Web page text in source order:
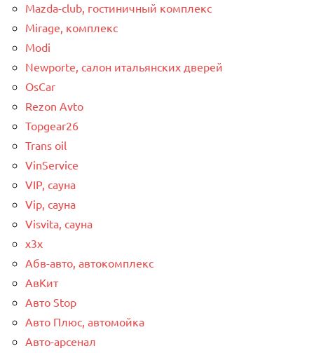
Mazda-club, гостиничный комплекс
Mirage, комплекс
Modi
Newporte, салон итальянских дверей
OsCar
Rezon Avto
Topgear26
Trans oil
VinService
VIP, сауна
Vip, сауна
Visvita, сауна
x3x
Абв-авто, автокомплекс
АвКит
Авто Stop
Авто Плюс, автомойка
Авто-арсенал